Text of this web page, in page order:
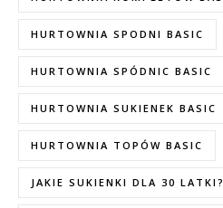
HURTOWNIA SPODNI BASIC
HURTOWNIA SPÓDNIC BASIC
HURTOWNIA SUKIENEK BASIC
HURTOWNIA TOPÓW BASIC
JAKIE SUKIENKI DLA 30 LATKI?